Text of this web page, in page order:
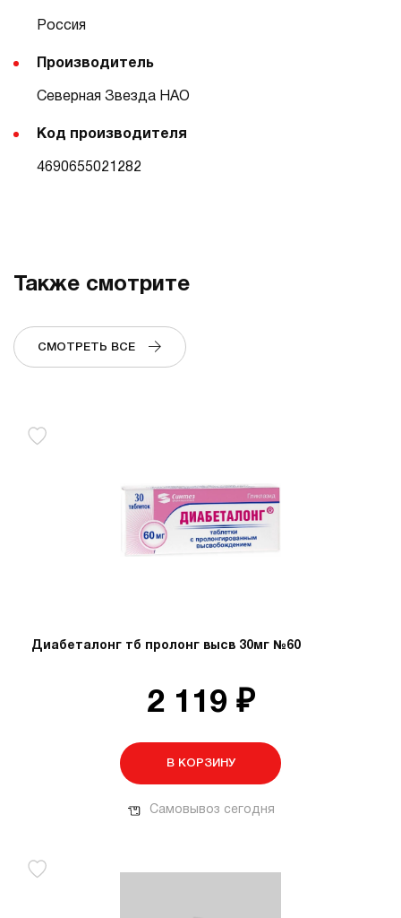
Россия
Производитель
Северная Звезда НАО
Код производителя
4690655021282
Также смотрите
СМОТРЕТЬ ВСЕ
Диабеталонг тб пролонг высв 30мг №60
2 119 ₽
В КОРЗИНУ
Самовывоз сегодня